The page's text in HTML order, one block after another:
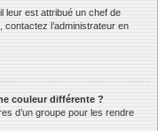
leur est attribué un chef de
l’administrateur en
couleur différente ?
d’un groupe pour les rendre